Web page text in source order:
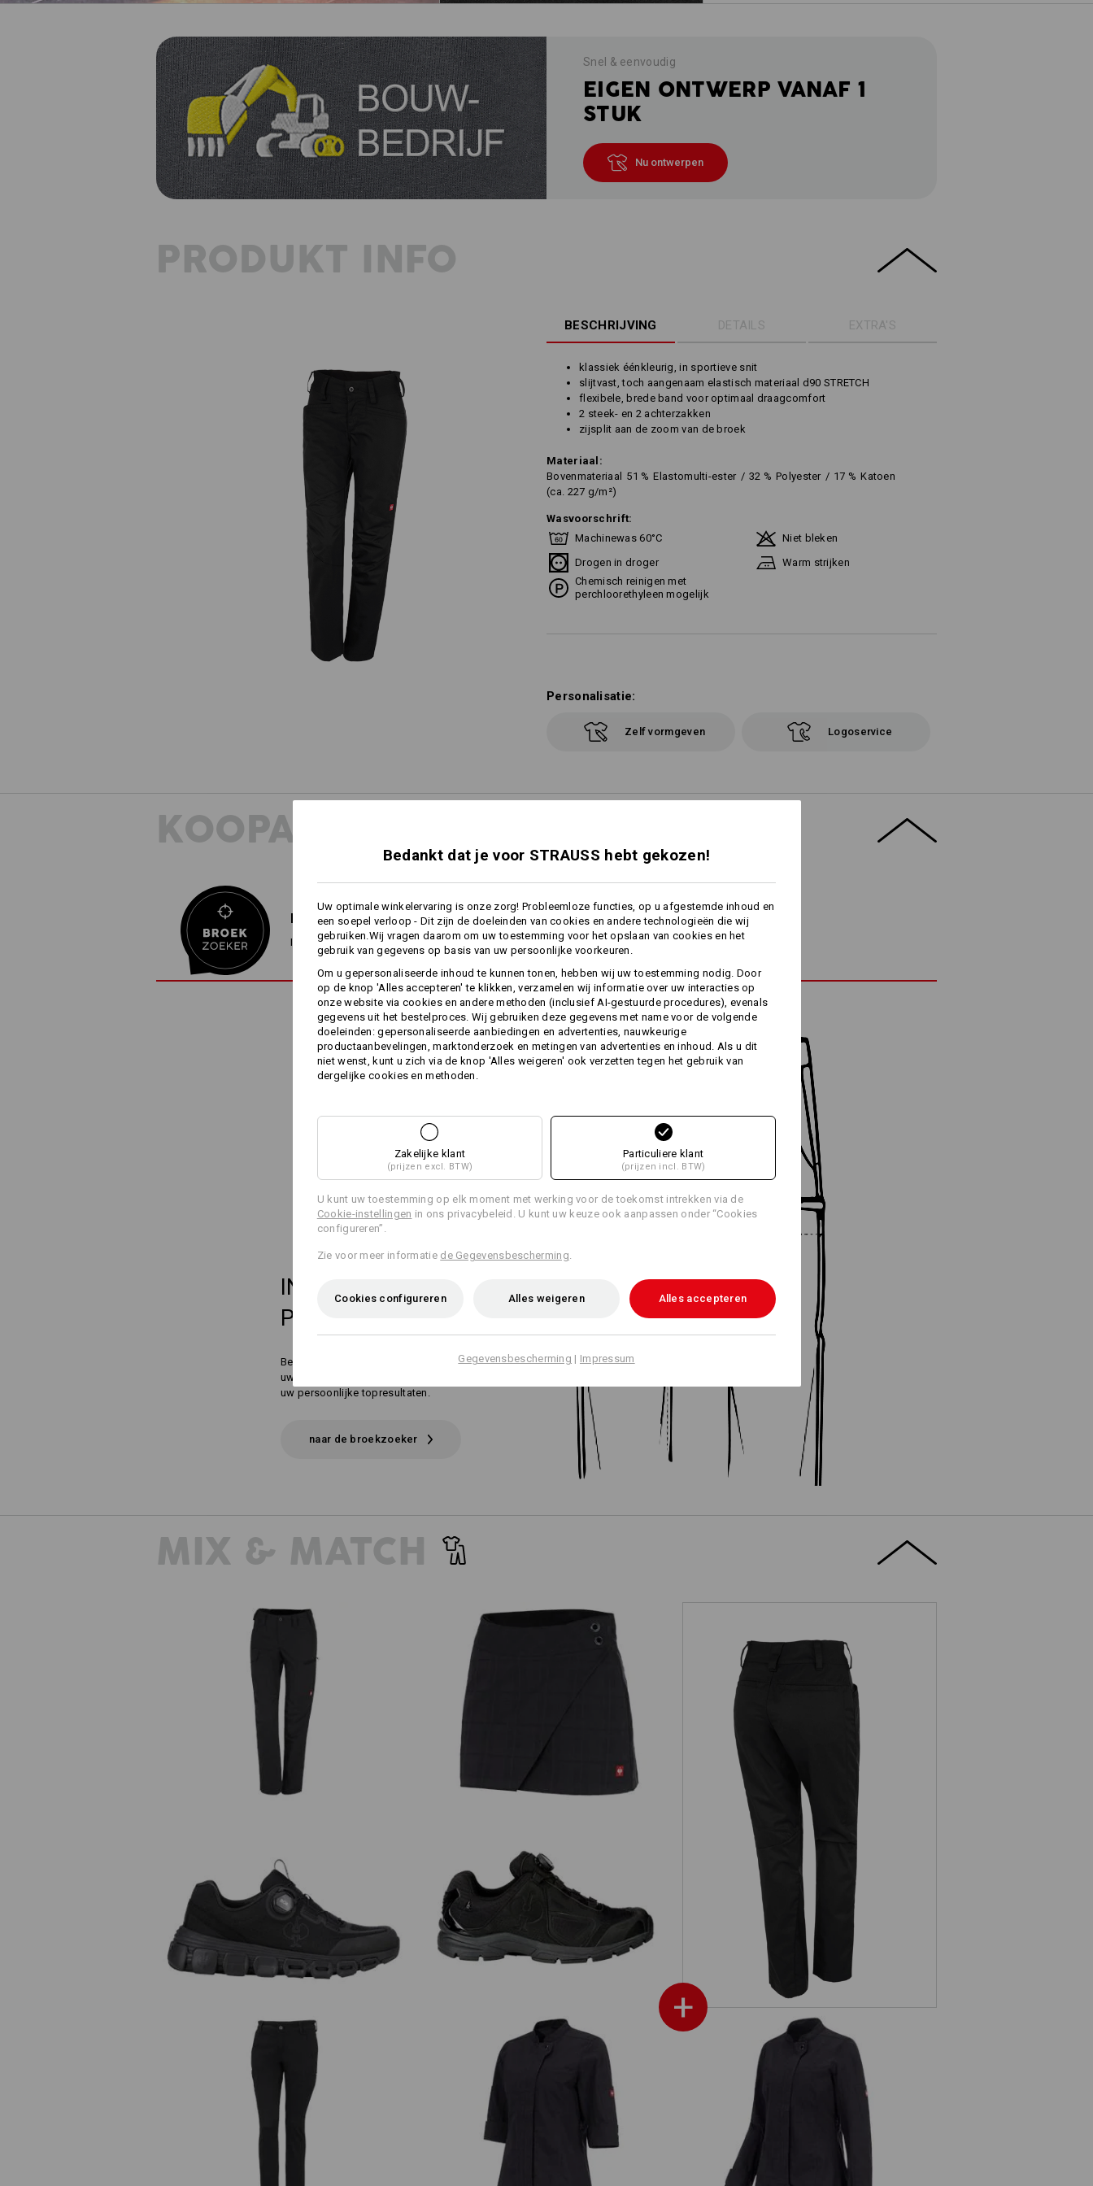
Snel & eenvoudig
EIGEN ONTWERP VANAF 1
STUK
Nu ontwerpen
PRODUKT INFO
BESCHRIJVING DETAILS EXTRA'S
klassiek éénkleurig, in sportieve snit
slijtvast, toch aangenaam elastisch materiaal d90 STRETCH
flexibele, brede band voor optimaal draagcomfort
2 steek- en 2 achterzakken
zijsplit aan de zoom van de broek
Materiaal:
Bovenmateriaal
51 % Elastomulti-ester / 32 % Polyester / 17 % Katoen
(ca. 227 g/m²)
Wasvoorschrift:
Machinewas 60°C
Niet bleken
Drogen in droger
Warm strijken
Chemisch reinigen met
perchloorethyleen mogelijk
Personalisatie:
Zelf vormgeven Logoservice
KOOPADVIES
BROEKZOEKER
In 3 stappen naar de perfecte broek
IN 3 STAPPEN
NAAR DE
PERFECTE
Bent u op zoek naar de perfecte werkbroek? Vertel ons
uw voorkeuren en eisen. De broekzoeker bepaalt dan
uw persoonlijke topresultaten.
naar de broekzoeker
MIX & MATCH
e.s. Werkbroek base, dames
+
e.s. Werkbroek pocket, dames
O1 Werkschoenen e.s. Rexburg low O2 Werkschoenen e.s. Minkar II
e.s. Werkbroek Chino, dames
Werkjack 3/4-mouw e.s.fusion,
Werkjack lange mouw e.s.fusion,
Bedankt dat je voor STRAUSS hebt gekozen!
Uw optimale winkelervaring is onze zorg! Probleemloze functies, op u afgestemde inhoud en
een soepel verloop - Dit zijn de doeleinden van cookies en andere technologieën die wij
gebruiken.Wij vragen daarom om uw toestemming voor het opslaan van cookies en het
gebruik van gegevens op basis van uw persoonlijke voorkeuren.
Om u gepersonaliseerde inhoud te kunnen tonen, hebben wij uw toestemming nodig. Door
op de knop 'Alles accepteren' te klikken, verzamelen wij informatie over uw interacties op
onze website via cookies en andere methoden (inclusief AI-gestuurde procedures), evenals
gegevens uit het bestelproces. Wij gebruiken deze gegevens met name voor de volgende
doeleinden: gepersonaliseerde aanbiedingen en advertenties, nauwkeurige
productaanbevelingen, marktonderzoek en metingen van advertenties en inhoud. Als u dit
niet wenst, kunt u zich via de knop 'Alles weigeren' ook verzetten tegen het gebruik van
dergelijke cookies en methoden.
Zakelijke klant
(prijzen excl. BTW)
Particuliere klant
(prijzen incl. BTW)
U kunt uw toestemming op elk moment met werking voor de toekomst intrekken via de
Cookie-instellingen in ons privacybeleid. U kunt uw keuze ook aanpassen onder “Cookies
configureren”.
Zie voor meer informatie de Gegevensbescherming
Cookies configureren Alles weigeren Alles accepteren
Gegevensbescherming | Impressum